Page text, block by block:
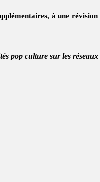
à une
pop culture sur les